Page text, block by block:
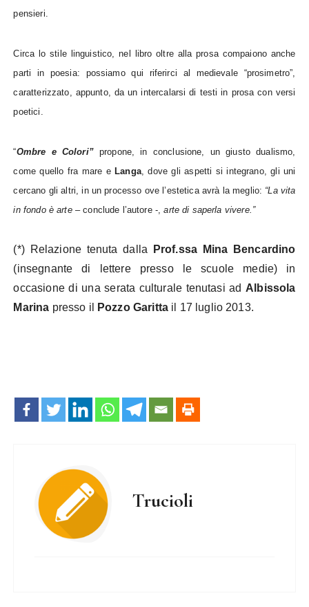
pensieri.
Circa lo stile linguistico, nel libro oltre alla prosa compaiono anche
parti in poesia: possiamo qui riferirci al medievale “prosimetro”,
caratterizzato, appunto, da un intercalarsi di testi in prosa con versi
poetici.
“Ombre e Colori”propone, in conclusione, un giusto dualismo,
come quello fra mare e Langa, dove gli aspetti si integrano, gli uni
cercano gli altri, in un processo ove l’estetica avrà la meglio: “La vita
in fondo è arte– conclude l’autore -,arte di saperla vivere.”
(*) Relazione tenuta dalla
Prof.ssa Mina Bencardino
(insegnante di lettere presso le scuole medie) in
occasione di una serata culturale tenutasi ad Albissola
Marina presso il Pozzo Garitta il 17 luglio 2013.
Trucioli